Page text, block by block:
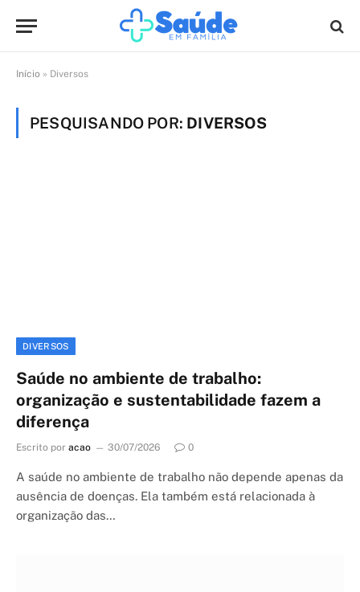
Início » Diversos
PESQUISANDO POR: DIVERSOS
DIVERSOS
Saúde no ambiente de trabalho:
organização e sustentabilidade fazem a
diferença
Escrito por acao 30/07/2026 0
A saúde no ambiente de trabalho não depende apenas da
ausência de doenças. Ela também está relacionada à
organização das…